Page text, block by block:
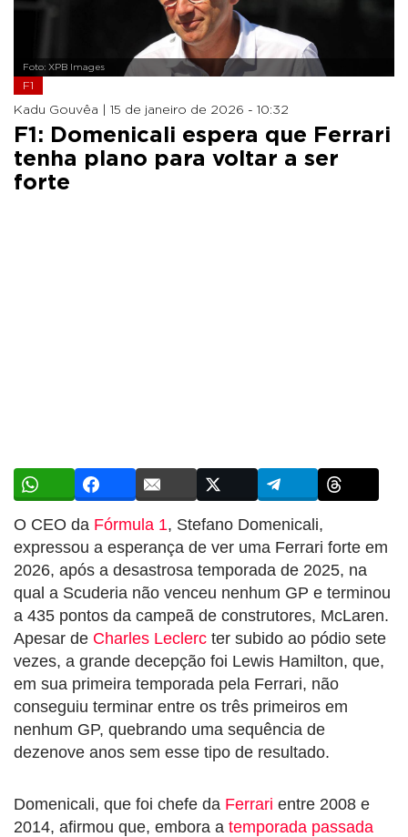
Foto: XPB Images
F1
Kadu Gouvêa | 15 de janeiro de 2026 - 10:32
F1: Domenicali espera que Ferrari
tenha plano para voltar a ser
forte
O CEO da Fórmula 1, Stefano Domenicali,
expressou a esperança de ver uma Ferrari forte em
2026, após a desastrosa temporada de 2025, na
qual a Scuderia não venceu nenhum GP e terminou
a 435 pontos da campeã de construtores, McLaren.
Apesar de Charles Leclerc ter subido ao pódio sete
vezes, a grande decepção foi Lewis Hamilton, que,
em sua primeira temporada pela Ferrari, não
conseguiu terminar entre os três primeiros em
nenhum GP, quebrando uma sequência de
dezenove anos sem esse tipo de resultado.
Domenicali, que foi chefe da Ferrari entre 2008 e
2014, afirmou que, embora a temporada passada